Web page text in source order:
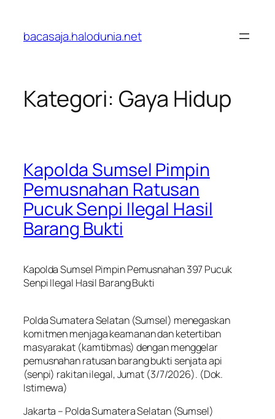
konten
bacasaja.halodunia.net
Kategori: Gaya Hidup
Kapolda Sumsel Pimpin
Pemusnahan Ratusan
Pucuk Senpi Ilegal Hasil
Barang Bukti
Kapolda Sumsel Pimpin Pemusnahan 397 Pucuk
Senpi Ilegal Hasil Barang Bukti
Polda Sumatera Selatan (Sumsel) menegaskan
komitmen menjaga keamanan dan ketertiban
masyarakat (kamtibmas) dengan menggelar
pemusnahan ratusan barang bukti senjata api
(senpi) rakitan ilegal, Jumat (3/7/2026). (Dok.
Istimewa)
Jakarta – Polda Sumatera Selatan (Sumsel)